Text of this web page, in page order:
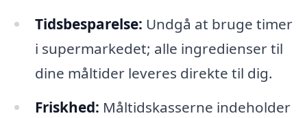
Tidsbesparelse: Undgå at bruge timer
i supermarkedet; alle ingredienser til
dine måltider leveres direkte til dig.
Friskhed: Måltidskasserne indeholder